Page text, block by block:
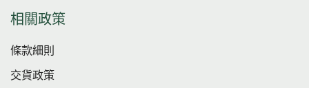
相關政策
條款細則
交貨政策